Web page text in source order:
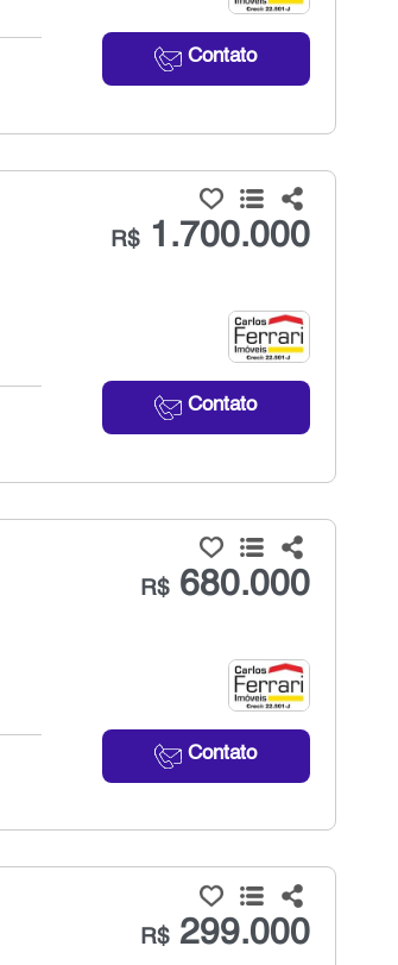
Contato
R$1.700.000
Contato
R$680.000
Contato
R$299.000